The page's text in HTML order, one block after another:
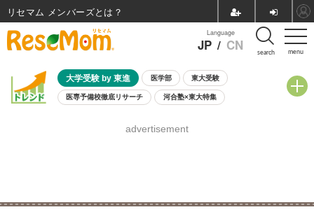
menu
Language
JP / CN search
大学受験 by 東進 医学部 東大受験
医専予備校徹底リサーチ 河合塾×東大特集
8月開催学校説明会・相談会
advertisement
リセマム メンバーズ